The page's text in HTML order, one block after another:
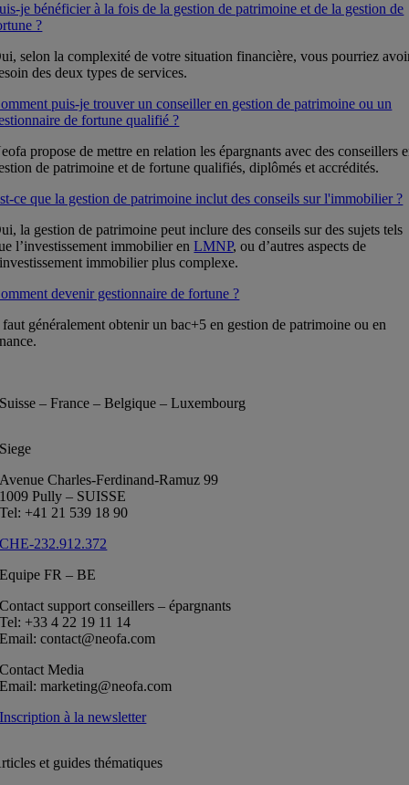
je bénéficier à la fois de la gestion de patrimoine et de la gestion de
?
selon la complexité de votre situation financière, vous pourriez
des deux types de services.
puis-je trouver un conseiller en gestion de patrimoine ou un
de fortune qualifié ?
propose de mettre en relation les épargnants avec des conseillers
de patrimoine et de fortune qualifiés, diplômés et accrédités.
ce que la gestion de patrimoine inclut des conseils sur l'immobilier ?
la gestion de patrimoine peut inclure des conseils sur des sujets tels
l’investissement immobilier enLMNP, ou d’autres aspects de
immobilier plus complexe.
devenir gestionnaire de fortune ?
généralement obtenir un bac+5 en gestion de patrimoine ou en
Suisse – France – Belgique – Luxembourg
Siege
Avenue Charles-Ferdinand-Ramuz 99
1009 Pully – SUISSE
Tel: +41 21 539 18 90
CHE-232.912.372
Equipe FR – BE
Contact support conseillers – épargnants
Tel: +33 4 22 19 11 14
Email: contact@neofa.com
Contact Media
Email: marketing@neofa.com
Inscription à la newsletter
et guides thématiques